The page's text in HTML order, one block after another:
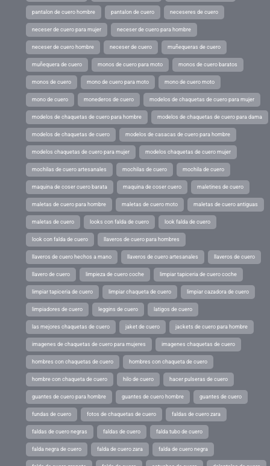
pantalon de cuero hombre pantalon de cuero neceseres de cuero
neceser de cuero para mujer neceser de cuero para hombre
neceser de cuero hombre neceser de cuero muñequeras de cuero
muñequera de cuero monos de cuero para moto monos de cuero baratos
monos de cuero mono de cuero para moto mono de cuero moto
mono de cuero monederos de cuero modelos de chaquetas de cuero para mujer
modelos de chaquetas de cuero para hombre modelos de chaquetas de cuero para dama
modelos de chaquetas de cuero modelos de casacas de cuero para hombre
modelos chaquetas de cuero para mujer modelos chaquetas de cuero mujer
mochilas de cuero artesanales mochilas de cuero mochila de cuero
maquina de coser cuero barata maquina de coser cuero maletines de cuero
maletas de cuero para hombre maletas de cuero moto maletas de cuero antiguas
maletas de cuero looks con falda de cuero look falda de cuero
look con falda de cuero llaveros de cuero para hombres
llaveros de cuero hechos a mano llaveros de cuero artesanales llaveros de cuero
llavero de cuero limpieza de cuero coche limpiar tapiceria de cuero coche
limpiar tapiceria de cuero limpiar chaqueta de cuero limpiar cazadora de cuero
limpiadores de cuero leggins de cuero latigos de cuero
las mejores chaquetas de cuero jaket de cuero jackets de cuero para hombre
imagenes de chaquetas de cuero para mujeres imagenes chaquetas de cuero
hombres con chaquetas de cuero hombres con chaqueta de cuero
hombre con chaqueta de cuero hilo de cuero hacer pulseras de cuero
guantes de cuero para hombre guantes de cuero hombre guantes de cuero
fundas de cuero fotos de chaquetas de cuero faldas de cuero zara
faldas de cuero negras faldas de cuero falda tubo de cuero
falda negra de cuero falda de cuero zara falda de cuero negra